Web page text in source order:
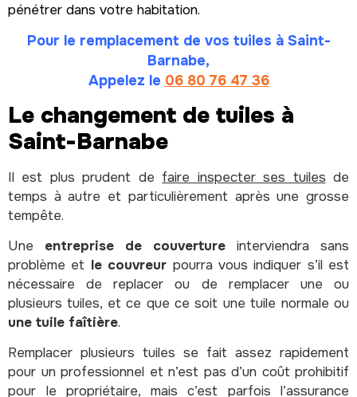
pénétrer dans votre habitation.
Pour le remplacement de vos tuiles à Saint-
Barnabe,
Appelez le 06 80 76 47 36
Le changement de tuiles à
Saint-Barnabe
Il est plus prudent de faire inspecter ses tuiles de
temps à autre et particulièrement après une grosse
tempête.
Une entreprise de couverture interviendra sans
problème et le couvreur pourra vous indiquer s’il est
nécessaire de replacer ou de remplacer une ou
plusieurs tuiles, et ce que ce soit une tuile normale ou
une tuile faîtière.
Remplacer plusieurs tuiles se fait assez rapidement
pour un professionnel et n’est pas d’un coût prohibitif
pour le propriétaire, mais c’est parfois l’assurance